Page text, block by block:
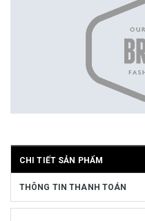
CHI TIẾT SẢN PHẨM
THÔNG TIN THANH TOÁN